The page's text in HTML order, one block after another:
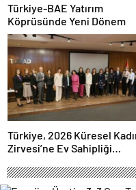
Türkiye-BAE Yatırım
Köprüsünde Yeni Dönem
Türkiye, 2026 Küresel
Zirvesi’ne Ev Sahipliği